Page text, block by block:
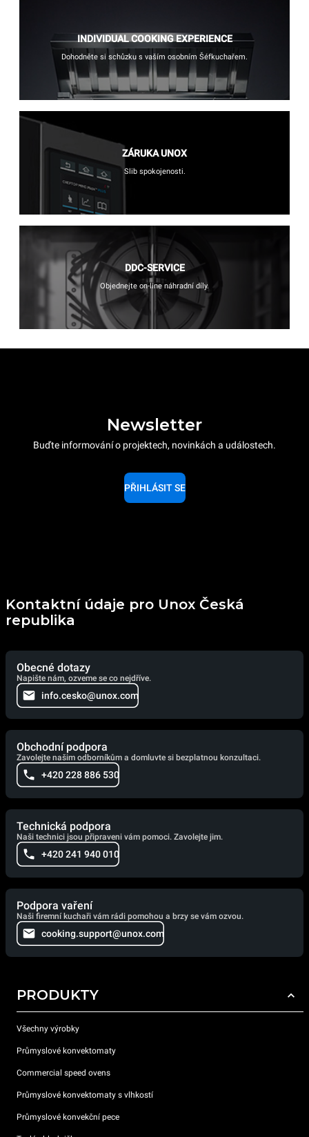
INDIVIDUAL COOKING EXPERIENCE
Dohodněte si schůzku s vaším osobním Šéfkuchařem.
ZÁRUKA UNOX
Slib spokojenosti.
DDC-SERVICE
Objednejte on-line náhradní díly.
Newsletter
Buďte informování o projektech, novinkách a událostech.
PŘIHLÁSIT SE
Kontaktní údaje pro Unox Česká
republika
Obecné dotazy
Napište nám, ozveme se co nejdříve.
info.cesko@unox.com
Obchodní podpora
Zavolejte našim odborníkům a domluvte si bezplatnou konzultaci.
+420 228 886 530
Technická podpora
Naši technici jsou připraveni vám pomoci. Zavolejte jim.
+420 241 940 010
Podpora vaření
Naši firemní kuchaři vám rádi pomohou a brzy se vám ozvou.
cooking.support@unox.com
PRODUKTY
Všechny výrobky
Průmyslové konvektomaty
Commercial speed ovens
Průmyslové konvektomaty s vlhkostí
Průmyslové konvekční pece